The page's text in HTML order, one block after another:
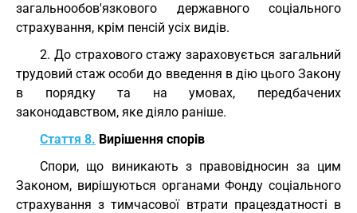
загальнообов'язкового державного соціального
страхування, крім пенсій усіх видів.
2. До страхового стажу зараховується загальний
трудовий стаж особи до введення в дію цього Закону
в порядку та на умовах, передбачених
законодавством, яке діяло раніше.
Стаття 8. Вирішення спорів
Спори, що виникають з правовідносин за цим
Законом, вирішуються органами Фонду соціального
страхування з тимчасової втрати працездатності в